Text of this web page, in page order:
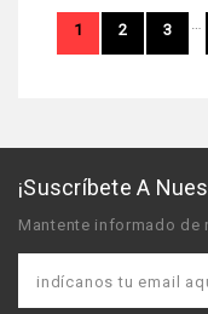
1 2 3 …
¡Suscríbete A
Mantente informado de